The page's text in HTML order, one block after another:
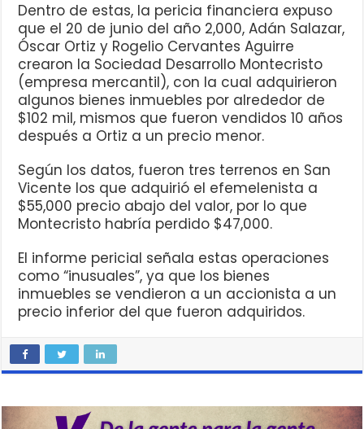
Dentro de estas, la pericia financiera expuso
que el 20 de junio del año 2,000, Adán Salazar,
Óscar Ortiz y Rogelio Cervantes Aguirre
crearon la Sociedad Desarrollo Montecristo
(empresa mercantil), con la cual adquirieron
algunos bienes inmuebles por alrededor de
$102 mil, mismos que fueron vendidos 10 años
después a Ortiz a un precio menor.
Según los datos, fueron tres terrenos en San
Vicente los que adquirió el efemelenista a
$55,000 precio abajo del valor, por lo que
Montecristo habría perdido $47,000.
El informe pericial señala estas operaciones
como “inusuales”, ya que los bienes
inmuebles se vendieron a un accionista a un
precio inferior del que fueron adquiridos.